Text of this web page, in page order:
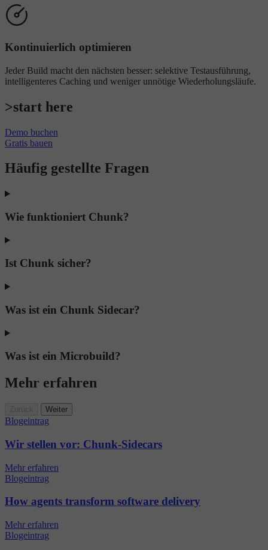
Kontinuierlich optimieren
Jeder Build macht den nächsten besser: selektive Testausführung,
intelligenteres Caching und weniger unnötige Wiederholungsläufe.
>start here
Demo buchen
Gratis bauen
Häufig gestellte Fragen
Wie funktioniert Chunk?
Ist Chunk sicher?
Was ist ein Chunk Sidecar?
Was ist ein Microbuild?
Mehr erfahren
Weiter
Blogeintrag
Wir stellen vor: Chunk-Sidecars
Mehr erfahren
Blogeintrag
How agents transform software delivery
Mehr erfahren
Blogeintrag